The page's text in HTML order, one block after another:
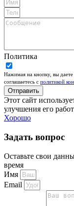
Политика
Нажимая на кнопку, вы
соглашаетесь c политикой
Отправить
Этот сайт
улучшения его
Хорошо
Задать вопрос
Оставьте свои
время
Имя
Email